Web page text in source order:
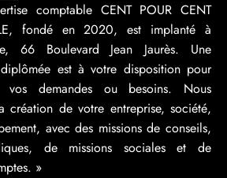
comptable CENT POUR CENT
fondé en 2020, est implanté à
66 Boulevard Jean Jaurès. Une
est à votre disposition pour
demandes ou besoins. Nous
création de votre entreprise, société,
avec des missions de conseils,
de missions sociales et de
»